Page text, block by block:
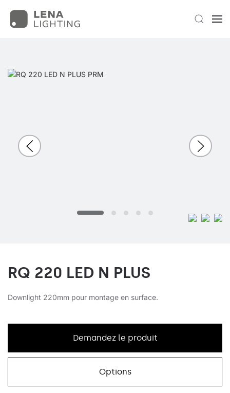
RQ 220 LED N PLUS
Downlight 220mm pour montage en surface.
Demandez le produit
Options